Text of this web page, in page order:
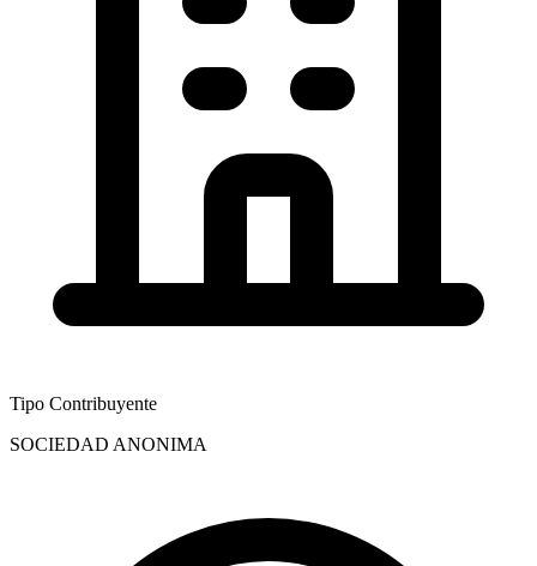
Tipo Contribuyente
SOCIEDAD ANONIMA